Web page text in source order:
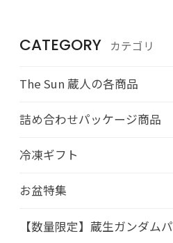
CATEGORY カテゴリ
The Sun 蔵人の各商品
詰め合わせパッケージ商品
冷凍ギフト
お盆特集
【数量限定】蔵生ガンダム